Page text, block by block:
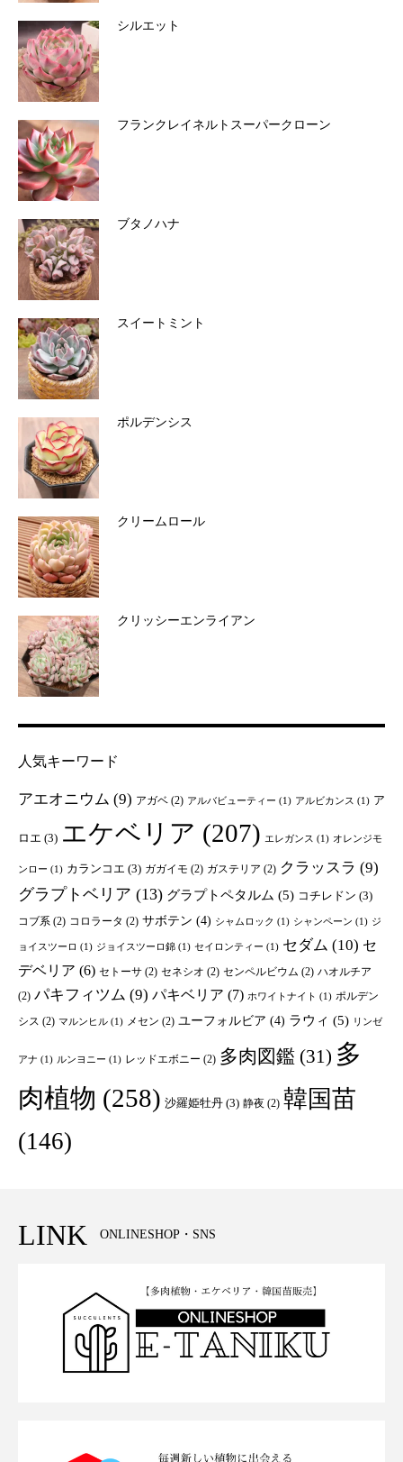
シルエット
フランクレイネルトスーパークローン
ブタノハナ
スイートミント
ポルデンシス
クリームロール
クリッシーエンライアン
人気キーワード
アエオニウム (9) アガベ (2) アルバビューティー (1) アルビカンス (1) ア
ロエ (3) エケベリア (207) エレガンス (1) オレンジモ
ンロー (1) カランコエ (3) ガガイモ (2) ガステリア (2) クラッスラ (9)
グラプトベリア (13) グラプトペタルム (5) コチレドン (3)
コブ系 (2) コロラータ (2) サボテン (4) シャムロック (1) シャンペーン (1) ジ
ョイスツーロ (1) ジョイスツーロ錦 (1) セイロンティー (1) セダム (10) セ
デベリア (6) セトーサ (2) セネシオ (2) センペルビウム (2) ハオルチア
(2) パキフィツム (9) パキベリア (7) ホワイトナイト (1) ポルデン
シス (2) マルンヒル (1) メセン (2) ユーフォルビア (4) ラウィ (5) リンゼ
アナ (1) ルンヨニー (1) レッドエボニー (2) 多肉図鑑 (31) 多
肉植物 (258) 沙羅姫牡丹 (3) 静夜 (2) 韓国苗
(146)
LINK ONLINESHOP・SNS